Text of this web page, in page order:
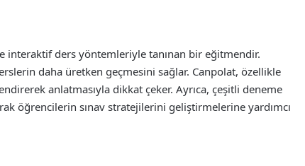
interaktif ders yöntemleriyle tanınan bir eğitmendir.
daha üretken geçmesini sağlar. Canpolat, özellikle
anlatmasıyla dikkat çeker. Ayrıca, çeşitli deneme
öğrencilerin sınav stratejilerini geliştirmelerine yardımcı